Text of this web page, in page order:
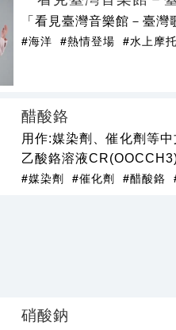
「看見臺灣音樂館－臺
#海洋 #熱情登場 #水上摩
醋酸鉻
用作:媒染劑、催化劑等
乙酸鉻溶液
#媒染劑 #催化劑 #醋酸鉻
硝酸鈉